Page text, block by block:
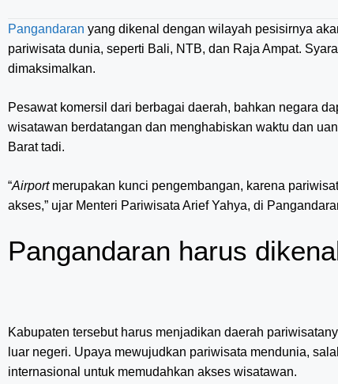
Pangandaran yang dikenal dengan wilayah pesisirnya
pariwisata dunia, seperti Bali, NTB, dan Raja Ampat.
dimaksimalkan.
Pesawat komersil dari berbagai daerah, bahkan negara
wisatawan berdatangan dan menghabiskan waktu dan
Barat tadi.
“Airportmerupakan kunci pengembangan, karena
akses,” ujar Menteri Pariwisata Arief Yahya, di
Pangandaran harus
Kabupaten tersebut harus menjadikan daerah
luar negeri. Upaya mewujudkan pariwisata mendunia,
internasional untuk memudahkan akses wisatawan.